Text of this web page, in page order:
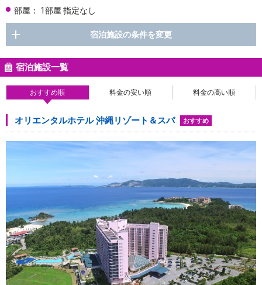
部屋：
1部屋 指定なし
宿泊施設の条件を変更
宿泊施設一覧
おすすめ順 料金の安い順 料金の高い順
オリエンタルホテル 沖縄リゾート＆スパ おすすめ